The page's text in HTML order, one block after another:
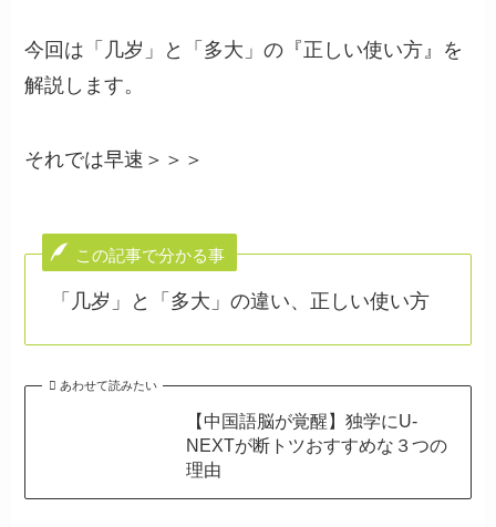
今回は「几岁」と「多大」の『正しい使い方』を
解説します。
それでは早速＞＞＞
この記事で分かる事
「几岁」と「多大」の違い、正しい使い方
あわせて読みたい
【中国語脳が覚醒】独学にU-
NEXTが断トツおすすめな３つの
理由